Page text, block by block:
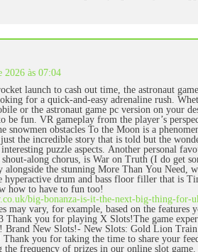
2026 às 07:04
launch to cash out time, the astronaut
for a quick-and-easy adrenaline rush.
or the astronaut game pc version on your
be fun. VR gameplay from the player’s
snowmen obstacles To the Moon is a
the incredible story that is told but the
puzzle aspects. Another personal
shout-along chorus, is War on Truth (I do get
alongside the stunning More Than You Need,
hyperactive drum and bass floor filler that is
how to have to fun too!
big-bonanza-is-it-the-next-big-thing-for-
may vary, for example, based on the features
Thank you for playing X Slots!The game
Brand New Slots!- New Slots: Gold Lion
you for taking the time to share your
the frequency of prizes in our online slot game.